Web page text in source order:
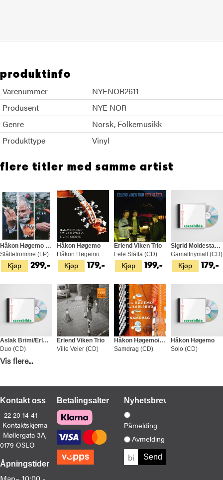
produktinfo
Varenummer
NYENOR2611
Produsent
NYE NOR
Genre
Norsk Folkemusikk
Produkttype
Vinyl
flere titler med samme artist
Kjøp
Håkon Høgemo & Kjell Tore Innervik
Slåttetromme (LP)
299,- Kjøp
Håkon Høgemo
Håkon Høgemo Spelar Slåttar Av… (CD)
179,- Kjøp
Erlend Viken Trio
Fete Slåtta (CD)
199,- Kjøp
Sigrid Moldestad/Einar Mjølsnes/H.Høgemo
Gamaltnymalt (CD)
179,-
Kjøp
Aslak Brimi/Erlend Viken
Duo (CD)
179,-
Erlend Viken Trio
Ville Veier (CD)
Håkon Høgemo/Tom Karlsrud
Samdrag (CD)
Håkon Høgemo
Solo (CD)
Aslak Brimi/Erlend Viken
Kjøp
Erlend Viken Trio
Ville Veier
399,- Kjøp
Erlend Viken
Sastrugi (CD)
179,-
Vis flere...
Kontakt oss
22 20 14 41
Kontaktskjema
Møllergata 3A,
0179 OSLO
Åpningstider
BetalingsalternativerNyhetsbrev
Påmelding
Avmelding